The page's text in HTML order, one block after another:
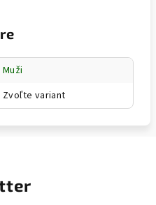
Muži
Zvoľte variant